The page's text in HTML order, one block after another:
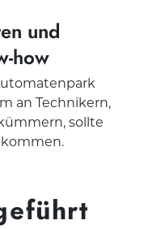
und
how
an Technikern,
sollte